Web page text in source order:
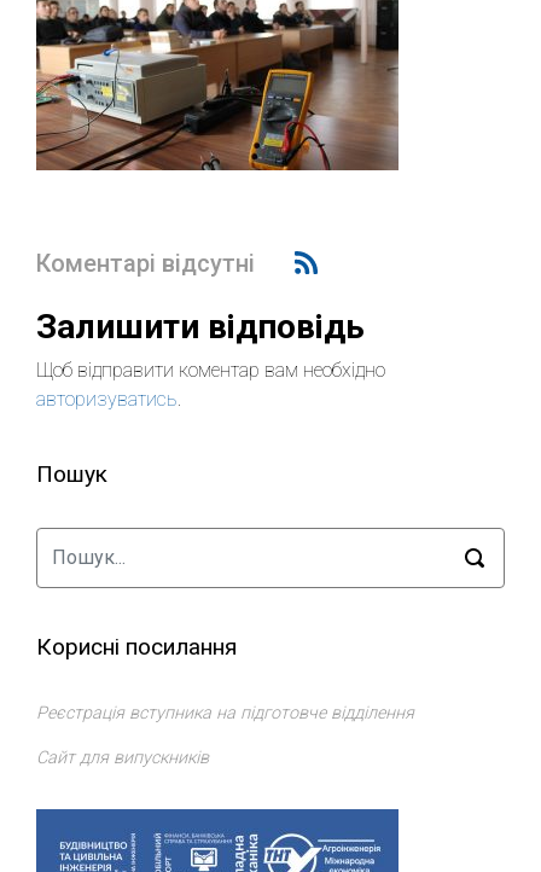
Коментарі відсутні
Залишити відповідь
Щоб відправити коментар вам необхідно
авторизуватись.
Пошук
Корисні посилання
Реєстрація вступника на підготовче відділення
Сайт для випускників